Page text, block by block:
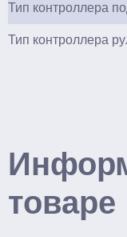
Тип контроллера
Тип контроллера
товаре